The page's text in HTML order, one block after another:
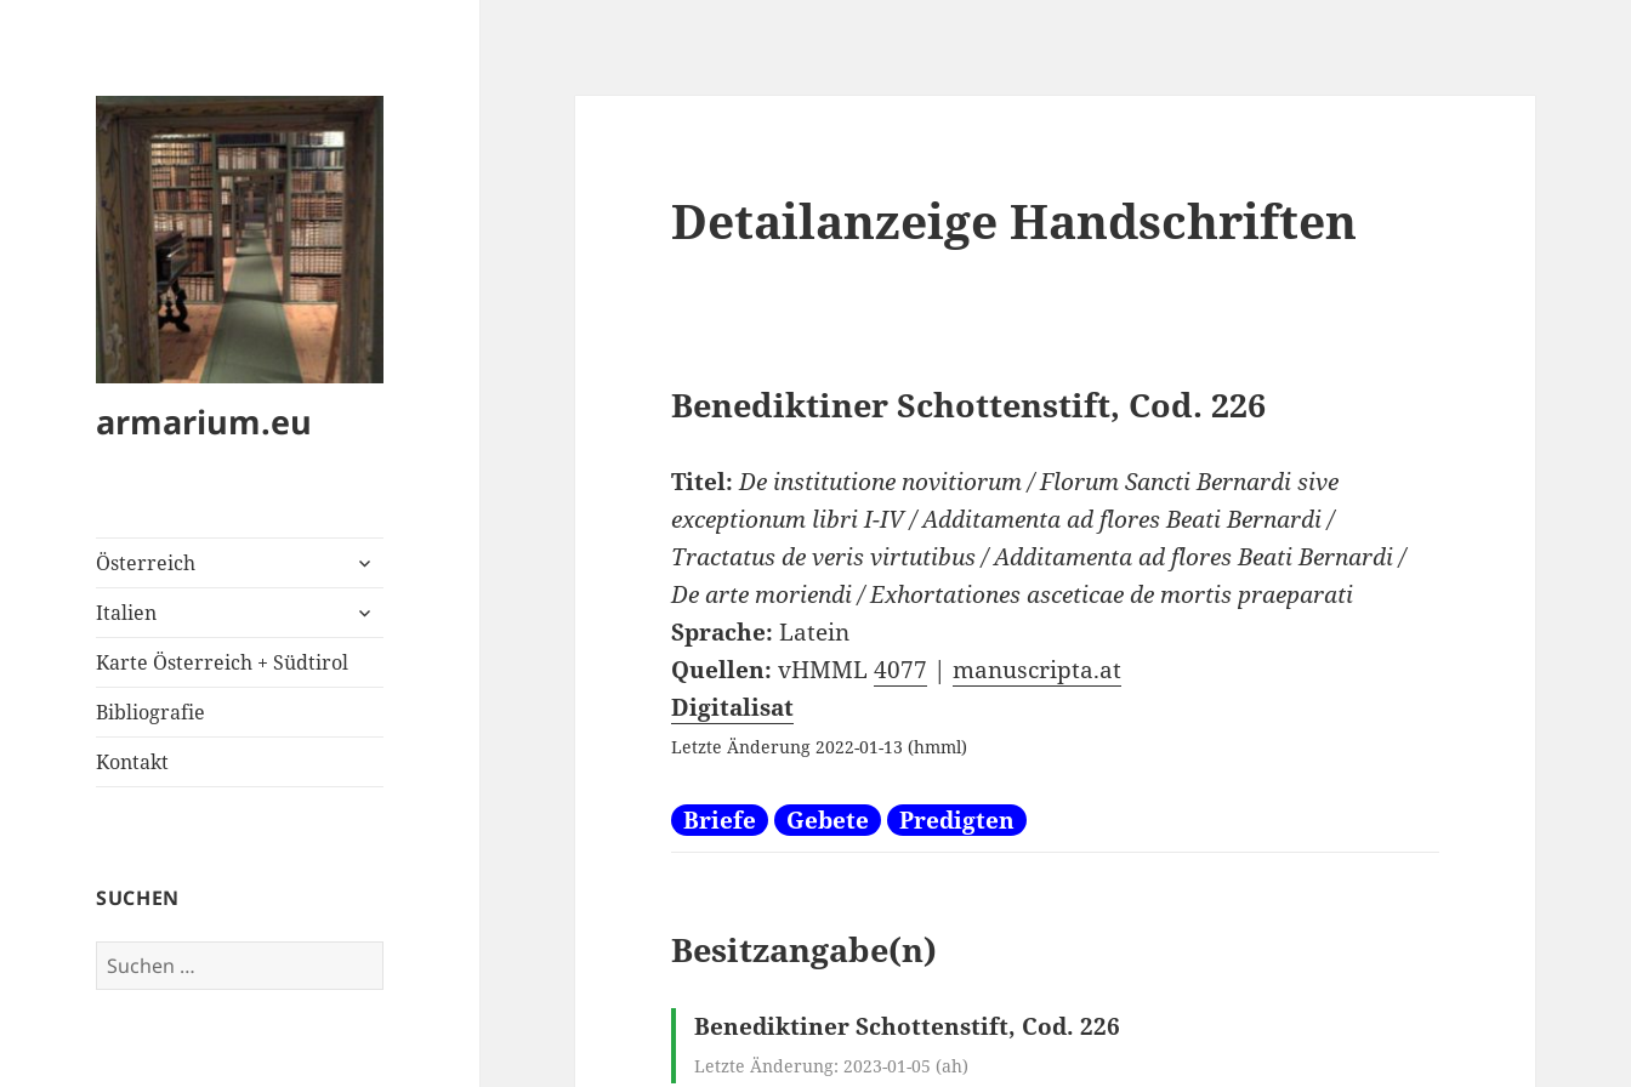
armarium.eu
Österreich
untermenü
Italien
untermenü
Karte Österreich + Südtirol
Bibliografie
Kontakt
SUCHEN
Suchen
nach:
Detailanzeige Handschriften
Benediktiner Schottenstift, Cod. 226
Titel:De institutione novitiorum / Florum Sancti Bernardi sive
exceptionum libri I-IV / Additamenta ad flores Beati Bernardi /
Tractatus de veris virtutibus / Additamenta ad flores Beati Bernardi /
De arte moriendi / Exhortationes asceticae de mortis praeparati
Sprache:Latein
Quellen:vHMML4077 |manuscripta.at
Digitalisat
Letzte Änderung 2022-01-13 (hmml)
Briefe Gebete Predigten
Besitzangabe(n)
Benediktiner Schottenstift, Cod. 226
Letzte Änderung: 2023-01-05 (ah)